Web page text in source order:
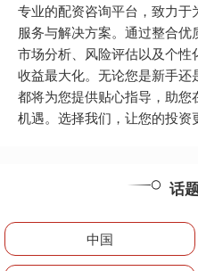
专业的配资咨询平台，致力
服务与解决方案。通过整合
市场分析、风险评估以及个
收益最大化。无论您是新手
都将为您提供贴心指导，助
机遇。选择我们，让您的投资
话
中国